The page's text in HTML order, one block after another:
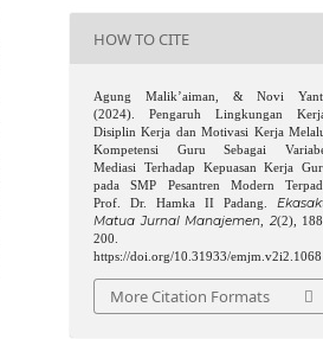
HOW TO CITE
Agung Malik’aiman, & Novi
(2024). Pengaruh Lingkungan
Disiplin Kerja dan Motivasi Kerja
Kompetensi Guru Sebagai
Mediasi Terhadap Kepuasan Kerja
pada SMP Pesantren Modern
Prof. Dr. Hamka II Padang.
Matua Jurnal Manajemen, 2(2),
200.
https://doi.org/10.31933/emjm.v2i2.1068
More Citation Formats